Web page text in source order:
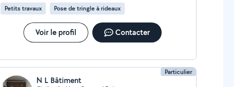
Petits travaux Pose de tringle à rideaux
Voir le profil Contacter
Particulier
N L Bâtiment